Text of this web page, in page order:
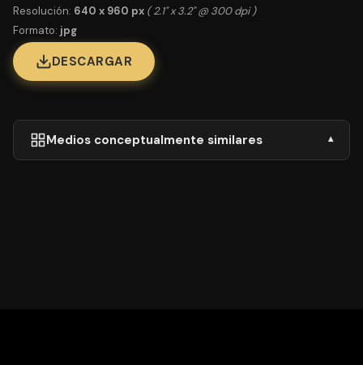
Resolución: 640 x 960 px ( 2.1" x 3.2" @ 300 dpi )
Formato: jpg
DESCARGAR
Medios conceptualmente similares ▾